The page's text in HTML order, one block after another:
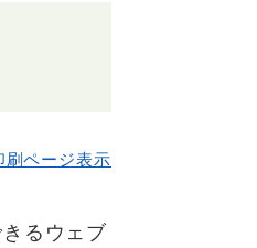
刷ページ表示
るウェブ